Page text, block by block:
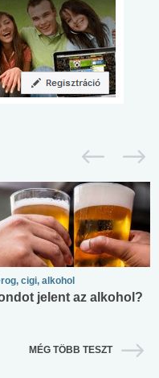
cigi, alkohol
jelent az alkohol?
MÉG TÖBB TESZT